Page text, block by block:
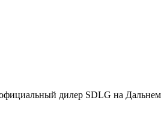
дилер SDLG на Дальнем